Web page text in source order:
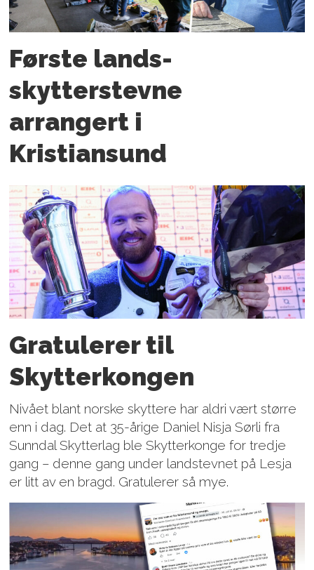
Første lands­
skytterstevne
arrangert i
Kristiansund
Gratulerer til
Skytterkongen
Nivået blant norske skyttere har aldri vært større
enn i dag. Det at 35-årige Daniel Nisja Sørli fra
Sunndal Skytterlag ble Skytterkonge for tredje
gang – denne gang under landstevnet på Lesja
er litt av en bragd. Gratulerer så mye.